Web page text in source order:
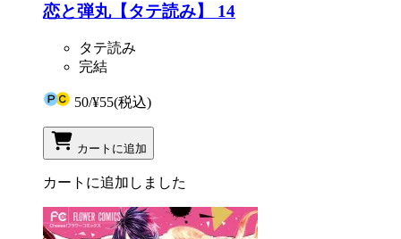
恋と弾丸【タテ読み】 14
タテ読み
完結
50/¥55(税込)
カートに追加
カートに追加しました